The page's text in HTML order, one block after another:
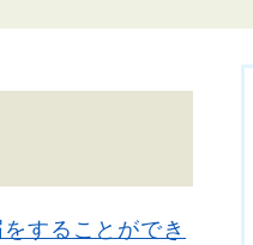
することができ